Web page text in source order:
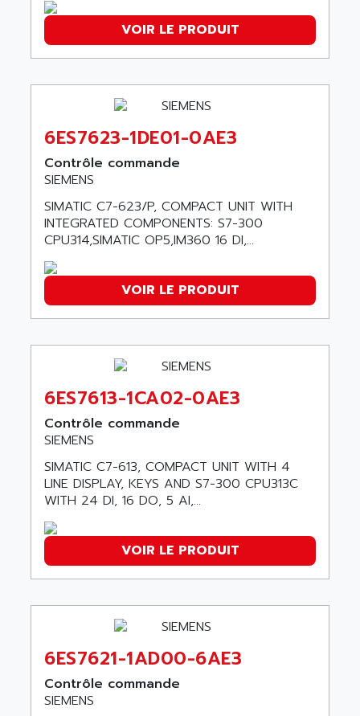
COMPACTLOGIX
MICROLOGIX 1200
PANELVIEW 1000
SIMATIC S5-101
SIMATIC TOUCH PANEL
S900 II
S900
PHASEO
SIMATIC-S5
RJ3
ARGOLUX AS
ALTISTART
TEXT DISPLAY
SINUMERIK 840
SMTBD1
SMT-BSI
SINUMERIK 840C
ATP
AHEAD SYSTEMS
AHLBERG ELECTRONICS
AIR ET PULVERISATION
AIR LIQUIDE
AIR SYSTEMS
AIR WORTHINGTON CREYSSENSAC
AIRBUS
AIRCOM
AIRMASTER R1
AIRMASTER R1HMI
AIRMAT
AIRPES
AIRWELL
AISA
AIXIA SYSTEMES
AJC BATTERY
AJHUA TECHNOLOGY
AJR DIFFUSION
AK ELECTRONIQUE
AKA
AKIM AG
AKKU
ALACATEL
ALARMCOM
ALCATEL
VOIR LE PRODUIT
6ES7623-1DE01-0AE3
Contrôle commande
SIEMENS
SIMATIC C7-623/P, COMPACT UNIT WITH
INTEGRATED COMPONENTS: S7-300
CPU314,SIMATIC OP5,IM360 16 DI,...
VOIR LE PRODUIT
6ES7613-1CA02-0AE3
Contrôle commande
SIEMENS
SIMATIC C7-613, COMPACT UNIT WITH 4
LINE DISPLAY, KEYS AND S7-300 CPU313C
WITH 24 DI, 16 DO, 5 AI,...
VOIR LE PRODUIT
6ES7621-1AD00-6AE3
Contrôle commande
SIEMENS